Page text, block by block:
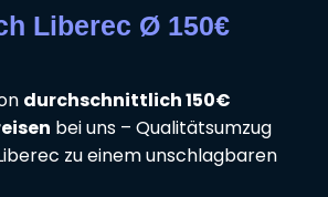
Liberec Ø 150€
durchschnittlich 150€
bei uns – Qualitätsumzug
zu einem unschlagbaren